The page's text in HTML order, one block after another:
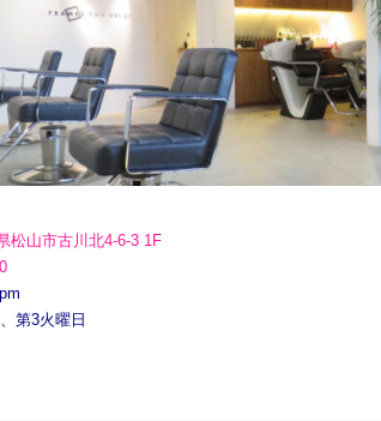
松山市古川北4-6-3 1F
第3火曜日